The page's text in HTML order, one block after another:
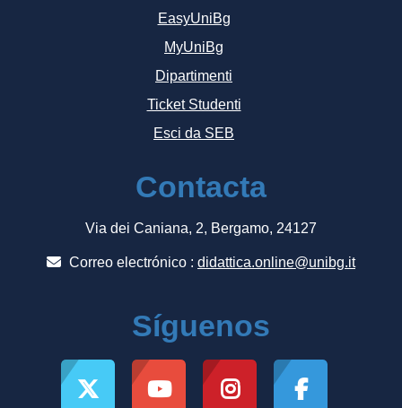
EasyUniBg
MyUniBg
Dipartimenti
Ticket Studenti
Esci da SEB
Contacta
Via dei Caniana, 2, Bergamo, 24127
Correo electrónico : didattica.online@unibg.it
Síguenos